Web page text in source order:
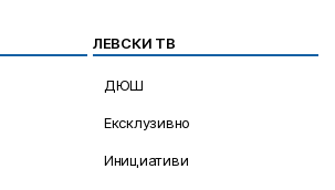
ЛЕВСКИ ТВ
ДЮШ
Ексклузивно
Инициативи